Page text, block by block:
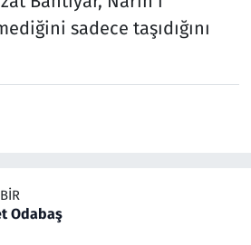
sadece taşıdığını
Odabaş